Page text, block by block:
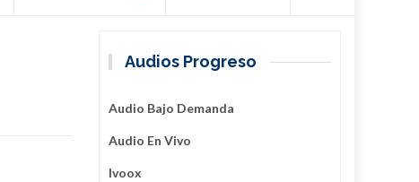
Audios Progreso
Audio Bajo Demanda
Audio En Vivo
Ivoox